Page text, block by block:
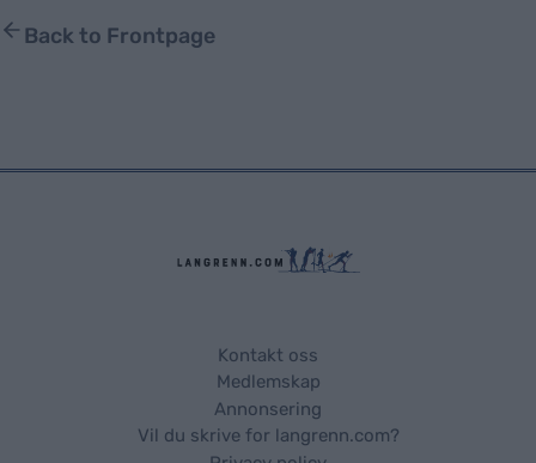
Back to Frontpage
Kontakt oss
Medlemskap
Annonsering
Vil du skrive for langrenn.com?